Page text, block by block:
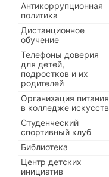
Антикоррупционная
политика
Дистанционное
обучение
Телефоны доверия
для детей,
подростков и их
родителей
Организация питания
в колледже искусств
Студенческий
спортивный клуб
Библиотека
Центр детских
инициатив